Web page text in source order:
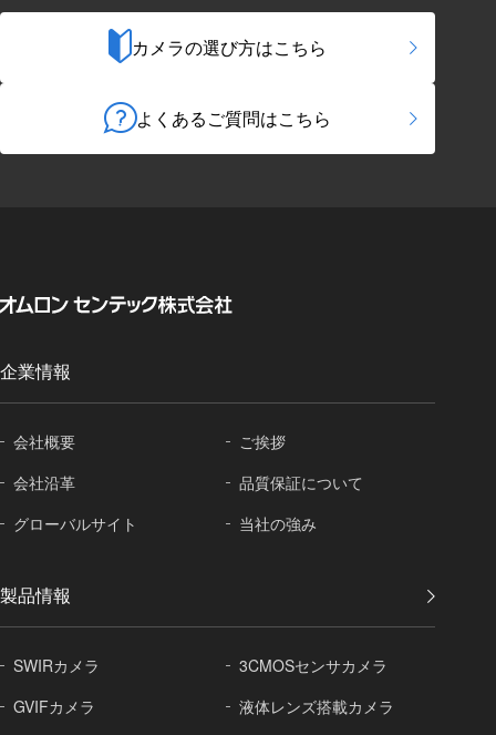
カメラの選び方はこちら
よくあるご質問はこちら
企業情報
会社概要
ご挨拶
会社沿革
品質保証について
グローバルサイト 当社の強み
製品情報
SWIRカメラ
3CMOSセンサカメラ
GVIFカメラ
液体レンズ搭載カメラ